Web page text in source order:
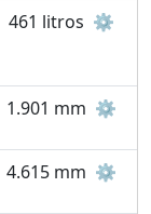
461 litros ⚙️
1.901 mm ⚙️
4.615 mm ⚙️